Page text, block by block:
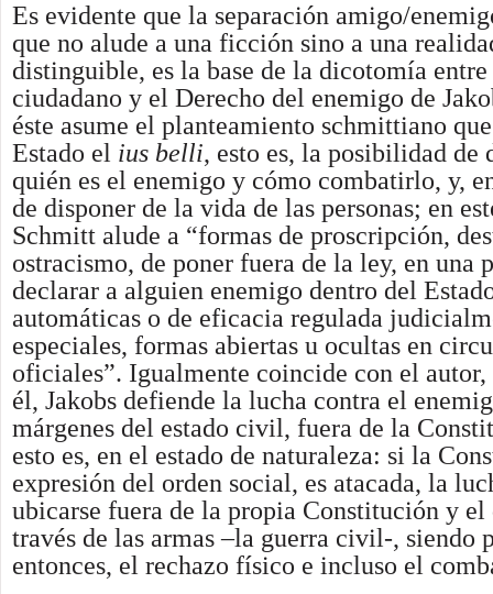
Es evidente que la separación amigo/
que no alude a una ficción sino a una
distinguible, es la base de la dicotomía
ciudadano y el Derecho del enemigo de
éste asume el planteamiento schmittiano
Estado el ius belli, esto es, la posibilidad de
quién es el enemigo y cómo combatirlo, y,
de disponer de la vida de las personas; en
Schmitt alude a “formas de proscripción,
ostracismo, de poner fuera de la ley, en una
declarar a alguien enemigo dentro del
automáticas o de eficacia regulada
especiales, formas abiertas u ocultas en
oficiales”. Igualmente coincide con el autor,
él, Jakobs defiende la lucha contra el
márgenes del estado civil, fuera de la
esto es, en el estado de naturaleza: si la
expresión del orden social, es atacada, la
ubicarse fuera de la propia Constitución y el
través de las armas –la guerra civil-, siendo
entonces, el rechazo físico e incluso el